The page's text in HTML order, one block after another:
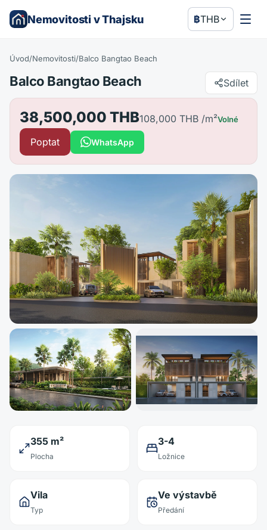
Nemovitosti v Thajsku ฿THB
Úvod/Nemovitosti/Balco Bangtao Beach
Balco Bangtao Beach Sdílet
38,500,000 THB108,000 THB /m²Volné
Poptat WhatsApp
355 m²
Plocha
3-4
Ložnice
Vila
Typ
Ve výstavbě
Předání